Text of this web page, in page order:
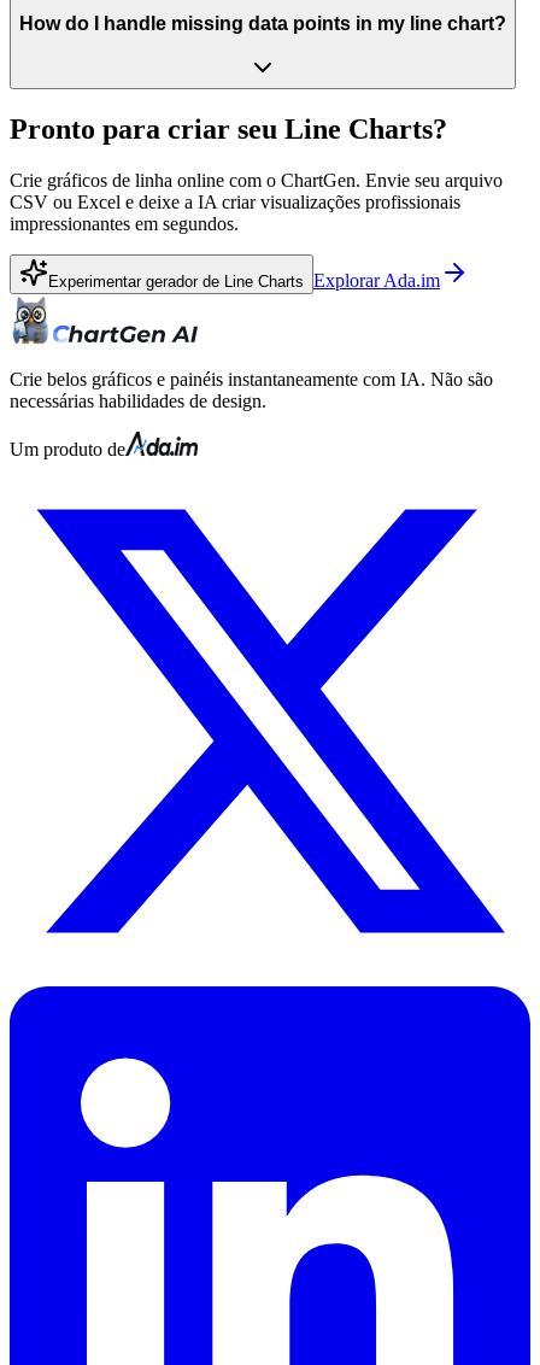
How do I handle missing data points in my line chart?
Pronto para criar seu Line Charts?
Crie gráficos de linha online com o ChartGen. Envie seu arquivo
CSV ou Excel e deixe a IA criar visualizações profissionais
impressionantes em segundos.
Experimentar gerador de Line Charts Explorar Ada.im
Crie belos gráficos e painéis instantaneamente com IA. Não são
necessárias habilidades de design.
Um produto de